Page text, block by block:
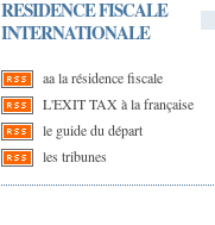
RESIDENCE FISCALE
INTERNATIONALE
aa la résidence fiscale
L'EXIT TAX à la française
le guide du départ
les tribunes